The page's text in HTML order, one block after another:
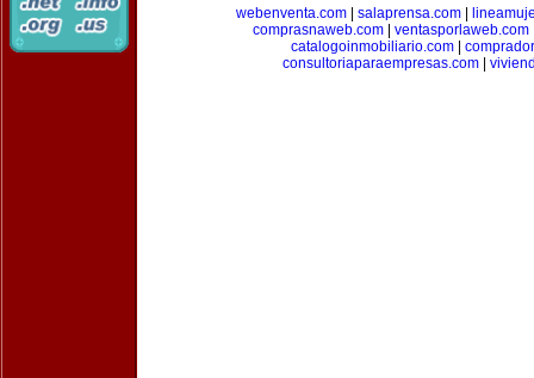
webenventa.com
salaprensa.com
comprasnaweb.com
ventasporlaweb.com
catalogoinmobiliario.com|
consultoriaparaempresas.com|